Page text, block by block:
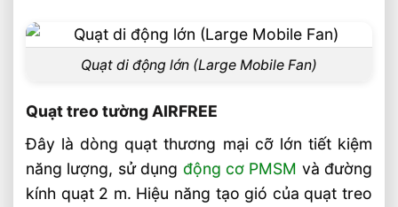
Quạt di động lớn (Large Mobile Fan)
Quạt treo tường AIRFREE
Đây là dòng quạt thương mại cỡ lớn tiết kiệm
năng lượng, sử dụng động cơ PMSM và đường
kính quạt 2 m. Hiệu năng tạo gió của quạt treo